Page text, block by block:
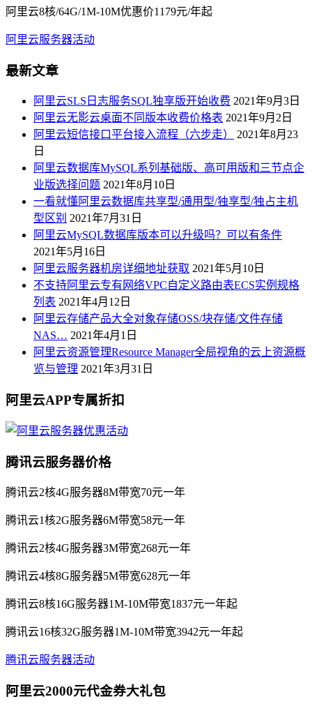
阿里云8核/64G/1M-10M优惠价1179元/年起
阿里云服务器活动
最新文章
阿里云SLS日志服务SQL独享版开始收费 2021年9月3日
阿里云无影云桌面不同版本收费价格表 2021年9月2日
阿里云短信接口平台接入流程（六步走）
2021年8月23
日
阿里云数据库MySQL系列基础版、高可用版和三节点企
业版选择问题 2021年8月10日
一看就懂阿里云数据库共享型/通用型/独享型/独占主机
型区别 2021年7月31日
阿里云MySQL数据库版本可以升级吗？可以有条件
2021年5月16日
阿里云服务器机房详细地址获取 2021年5月10日
不支持阿里云专有网络VPC自定义路由表ECS实例规格
列表 2021年4月12日
阿里云存储产品大全对象存储OSS/块存储/文件存储
NAS… 2021年4月1日
阿里云资源管理Resource Manager全局视角的云上资源概
览与管理 2021年3月31日
阿里云APP专属折扣
腾讯云服务器价格
腾讯云2核4G服务器8M带宽70元一年
腾讯云1核2G服务器6M带宽58元一年
腾讯云2核4G服务器3M带宽268元一年
腾讯云4核8G服务器5M带宽628元一年
腾讯云8核16G服务器1M-10M带宽1837元一年起
腾讯云16核32G服务器1M-10M带宽3942元一年起
腾讯云服务器活动
阿里云2000元代金券大礼包